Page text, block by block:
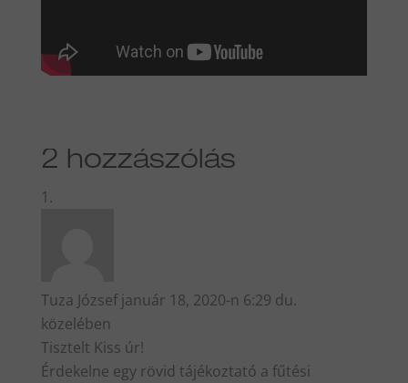
2 hozzászólás
Tuza József január 18, 2020-n 6:29 du.
közelében
Tisztelt Kiss úr!
Érdekelne egy rövid tájékoztató a fűtési